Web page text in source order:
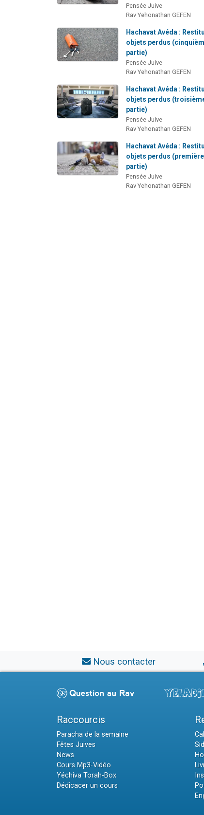
Pensée Juive
Rav Yehonathan GEFEN
Hachavat Avéda :
objets perdus
partie)
Pensée Juive
Rav Yehonathan GEFEN
Hachavat Avéda :
objets perdus
partie)
Pensée Juive
Rav Yehonathan GEFEN
Hachavat Avéda :
objets perdus (première
partie)
Pensée Juive
Rav Yehonathan GEFEN
Nous contacter
Raccourcis
Paracha de la semaine
Fêtes Juives
News
Cours Mp3-Vidéo
Yéchiva Torah-Box
Dédicacer un cours